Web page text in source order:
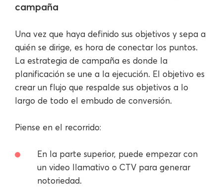
campaña
Una vez que haya definido sus objetivos y sepa a
quién se dirige, es hora de conectar los puntos.
La estrategia de campaña es donde la
planificación se une a la ejecución. El objetivo es
crear un flujo que respalde sus objetivos a lo
largo de todo el embudo de conversión.
Piense en el recorrido:
En la parte superior, puede empezar con
un video llamativo o CTV para generar
notoriedad.